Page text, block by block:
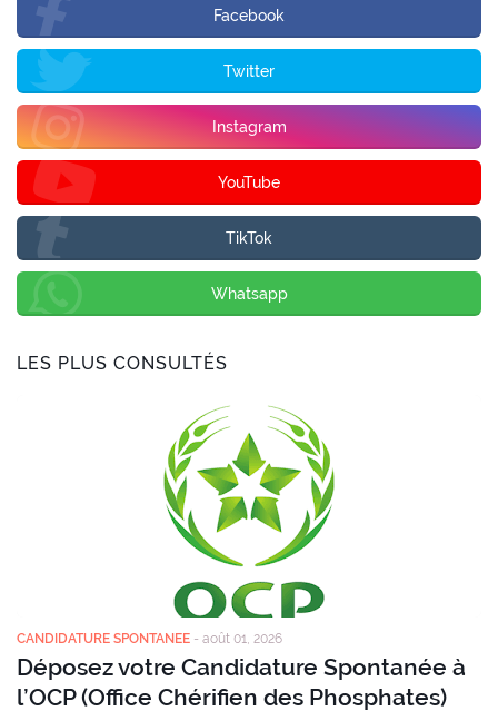
Facebook
Twitter
Instagram
YouTube
TikTok
Whatsapp
LES PLUS CONSULTÉS
CANDIDATURE SPONTANEE - août 01, 2026
Déposez votre Candidature Spontanée à
l’OCP (Office Chérifien des Phosphates)